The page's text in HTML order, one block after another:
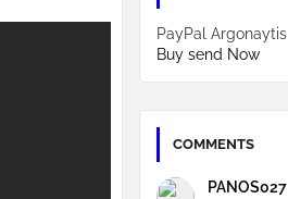
PayPal Argonaytis
Buy send Now
COMMENTS
PANOS027